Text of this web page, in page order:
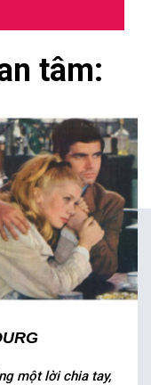
tâm:
một lời chia tay,